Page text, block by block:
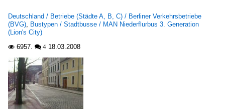
Deutschland / Betriebe (Städte A, B, C) / Berliner Verkehrsbetriebe
(BVG), Bustypen / Stadtbusse / MAN Niederflurbus 3. Generation
(Lion's City)
 6957.  4 18.03.2008